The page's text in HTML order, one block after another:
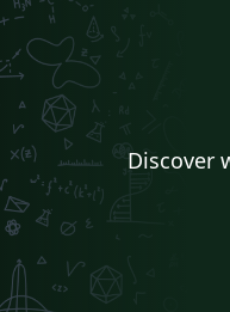
Discover